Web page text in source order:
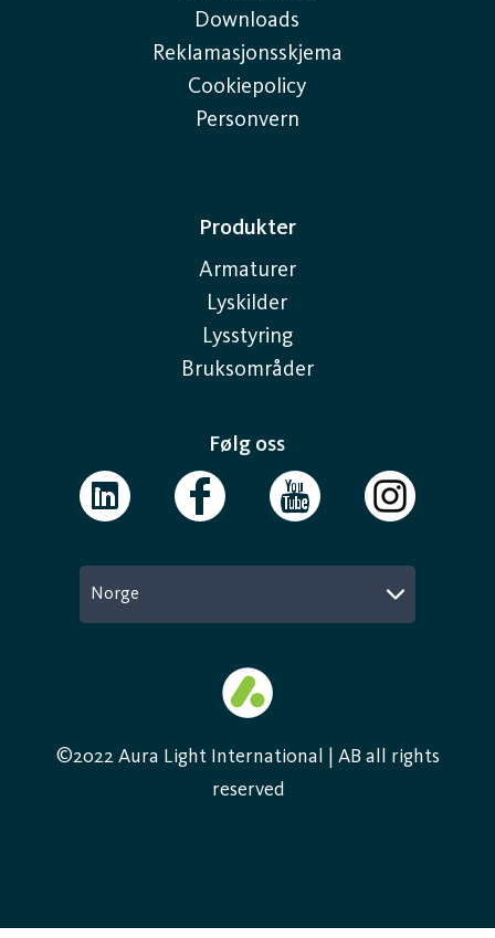
Downloads
Reklamasjonsskjema
Cookiepolicy
Personvern
Produkter
Armaturer
Lyskilder
Lysstyring
Bruksområder
Følg oss
Norge
©2022 Aura Light International | AB all rights
reserved